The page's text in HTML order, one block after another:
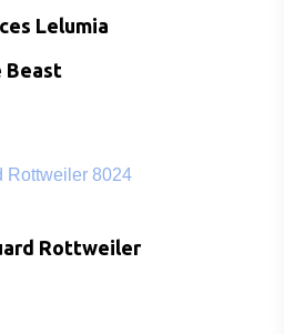
Lelumia
Beast
Rottweiler